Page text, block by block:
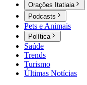
Orações Itatiaia
Podcasts
Pets e Animais
Política
Saúde
Trends
Turismo
Últimas Notícias